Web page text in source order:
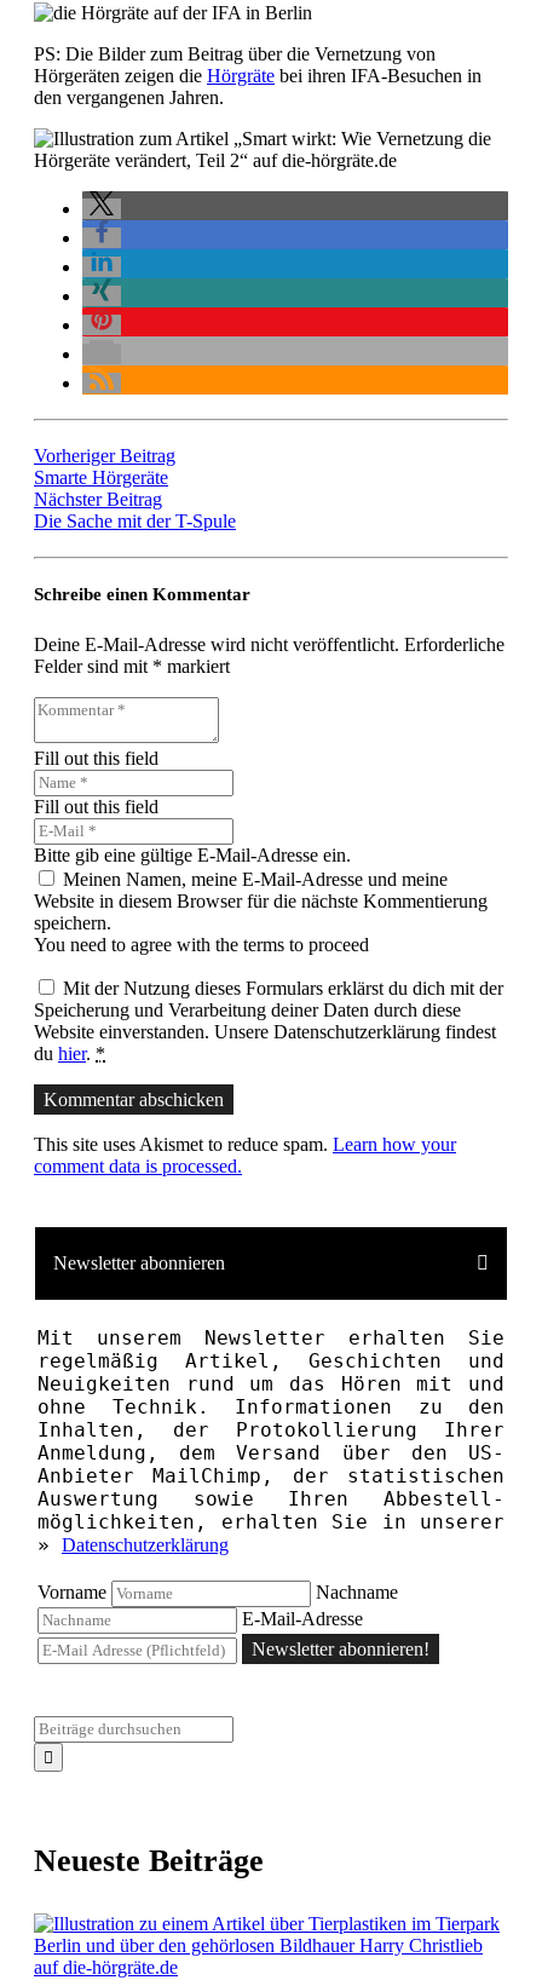
PS: Die Bilder zum Beitrag über die Vernetzung von
Hörgeräten zeigen die Hörgräte bei ihren IFA-Besuchen in
den vergangenen Jahren.
Vorheriger Beitrag
Smarte Hörgeräte
Nächster Beitrag
Die Sache mit der T-Spule
Schreibe einen Kommentar
Deine E-Mail-Adresse wird nicht veröffentlicht. Erforderliche
Felder sind mit * markiert
Fill out this field
Fill out this field
Bitte gib eine gültige E-Mail-Adresse ein.
Meinen Namen, meine E-Mail-Adresse und meine
Website in diesem Browser für die nächste Kommentierung
speichern.
You need to agree with the terms to proceed
Mit der Nutzung dieses Formulars erklärst du dich mit der
Speicherung und Verarbeitung deiner Daten durch diese
Website einverstanden. Unsere Datenschutzerklärung findest
du hier. *
Kommentar abschicken
This site uses Akismet to reduce spam. Learn how your
comment data is processed.
Newsletter abonnieren
Mit unserem News­letter erhalten Sie
regelmäßig Artikel, Geschichten und
Neuigkeiten rund um das Hören mit und
ohne Technik. Informationen zu den
Inhalten, der Proto­kollierung Ihrer
Anmeldung, dem Versand über den US-
Anbieter MailChimp, der statistischen
Aus­wertung sowie Ihren Ab­bestell­­
möglichkeiten, erhalten Sie in unserer
» Datenschutzerklärung
Vorname
Nachname
E-Mail-Adresse
Newsletter abonnieren!
Neueste Beiträge